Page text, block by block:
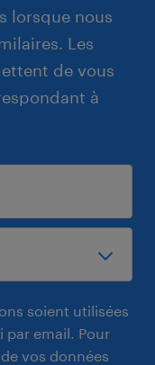
lorsque nous
Les
de vous
à
soient utilisées
par email. Pour
vos données